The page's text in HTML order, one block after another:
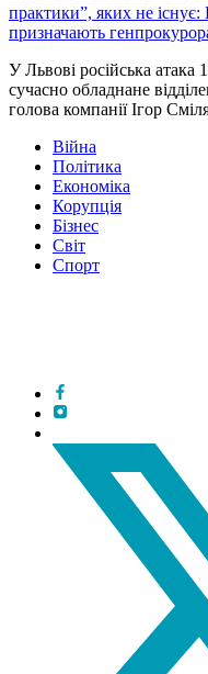
практики”, яких не
призначають
У Львові російська атака
сучасно обладнане
голова компанії Ігор
Війна
Політика
Економіка
Корупція
Бізнес
Світ
Спорт